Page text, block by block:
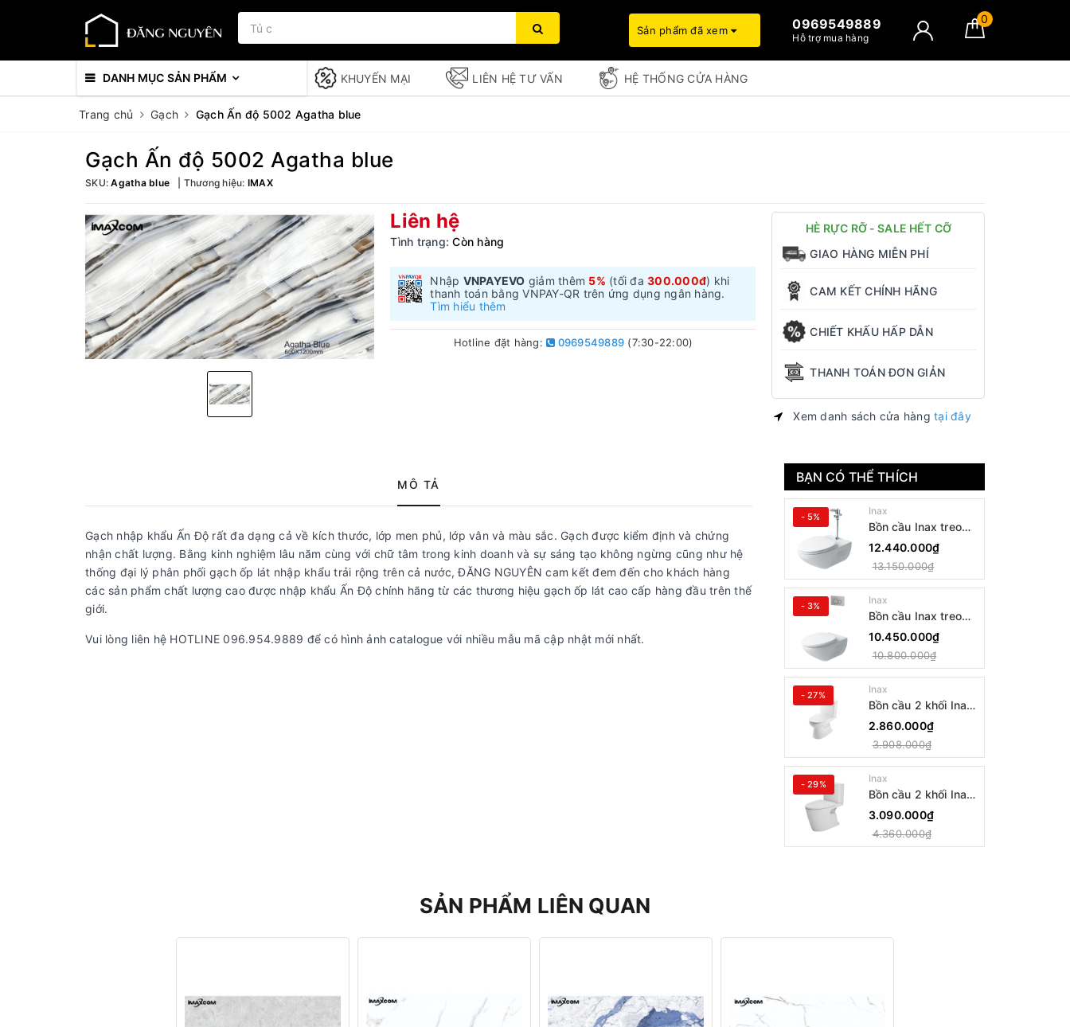
Sản phẩm đã xem 0969549889
Hỗ trợ mua hàng
0
DANH MỤC SẢN PHẨM KHUYẾN MẠI LIÊN HỆ TƯ VẤN HỆ THỐNG CỬA HÀNG
Trang chủ Gạch Gạch Ấn độ 5002 Agatha blue
Gạch Ấn độ 5002 Agatha blue
SKU:Agatha blue Thương hiệu: IMAX
Liên hệ
Tình trạng: Còn hàng
Nhập VNPAYEVO giảm thêm 5% (tối đa300.000đ) khi
thanh toán bằng VNPAY-QR trên ứng dụng ngân hàng.
Tìm hiểu thêm
Hotline đặt hàng: 0969549889 (7:30-22:00)
HÈ RỰC RỠ - SALE HẾT CỠ
GIAO HÀNG MIỄN PHÍ
CAM KẾT CHÍNH HÃNG
CHIẾT KHẤU HẤP DẪN
THANH TOÁN ĐƠN GIẢN
Xem danh sách cửa hàngtại đây
MÔ TẢ
Gạch nhập khẩu Ấn Độ rất đa dạng cả về kích thước, lớp men phủ, lớp vân và màu sắc. Gạch được kiểm định và chứng
nhận chất lượng. Bằng kinh nghiệm lâu năm cùng với chữ tâm trong kinh doanh và sự sáng tạo không ngừng cũng như hệ
thống đại lý phân phối gạch ốp lát nhập khẩu trải rộng trên cả nước, ĐĂNG NGUYÊN cam kết đem đến cho khách hàng
các sản phẩm chất lượng cao được nhập khẩu Ấn Độ chính hãng từ các thương hiệu gạch ốp lát cao cấp hàng đầu trên thế
giới.
Vui lòng liên hệ HOTLINE 096.954.9889 để có hình ảnh catalogue với nhiều mẫu mã cập nhật mới nhất.
BẠN CÓ THỂ THÍCH
- 5% Inax
Bồn cầu Inax treo
tường AC-22PVN
12.440.000₫
13.150.000₫
- 3% Inax
Bồn cầu Inax treo
tường AC-23PVN
10.450.000₫
10.800.000₫
- 27% Inax
Bồn cầu 2 khối Inax
AC-514VAN
2.860.000₫
3.908.000₫
- 29% Inax
Bồn cầu 2 khối Inax
AC-602VAN
3.090.000₫
4.360.000₫
SẢN PHẨM LIÊN QUAN